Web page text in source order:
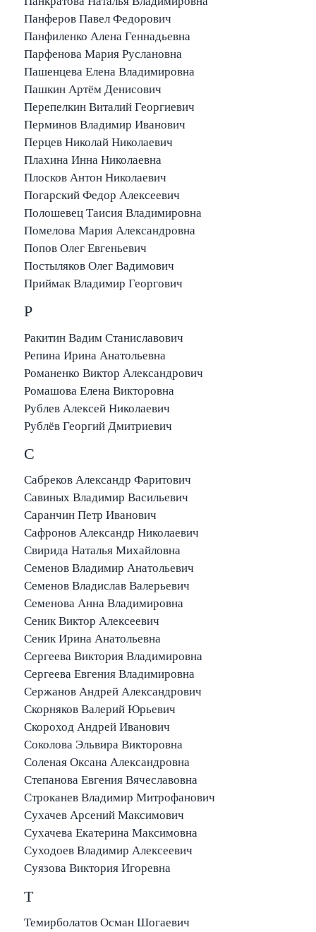
Панферов Павел Федорович
Панфиленко Алена Геннадьевна
Парфенова Мария Руслановна
Пашенцева Елена Владимировна
Пашкин Артём Денисович
Перепелкин Виталий Георгиевич
Перминов Владимир Иванович
Перцев Николай Николаевич
Плахина Инна Николаевна
Плосков Антон Николаевич
Погарский Федор Алексеевич
Полошевец Таисия Владимировна
Помелова Мария Александровна
Попов Олег Евгеньевич
Постыляков Олег Вадимович
Приймак Владимир Георгович
Р
Ракитин Вадим Станиславович
Репина Ирина Анатольевна
Романенко Виктор Александрович
Ромашова Елена Викторовна
Рублев Алексей Николаевич
Рублёв Георгий Дмитриевич
С
Сабреков Александр Фаритович
Савиных Владимир Васильевич
Саранчин Петр Иванович
Сафронов Александр Николаевич
Свирида Наталья Михайловна
Семенов Владимир Анатольевич
Семенов Владислав Валерьевич
Семенова Анна Владимировна
Сеник Виктор Алексеевич
Сеник Ирина Анатольевна
Сергеева Виктория Владимировна
Сергеева Евгения Владимировна
Сержанов Андрей Александрович
Скорняков Валерий Юрьевич
Скороход Андрей Иванович
Соколова Эльвира Викторовна
Соленая Оксана Александровна
Степанова Евгения Вячеславовна
Строканев Владимир Митрофанович
Сухачев Арсений Максимович
Сухачева Екатерина Максимовна
Суходоев Владимир Алексеевич
Суязова Виктория Игоревна
Т
Темирболатов Осман Шогаевич